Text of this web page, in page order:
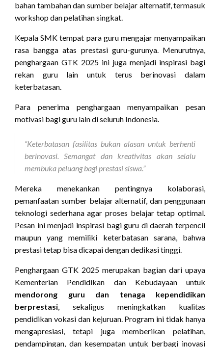
bahan tambahan dan sumber belajar alternatif, termasuk
workshop dan pelatihan singkat.
Kepala SMK tempat para guru mengajar menyampaikan
rasa bangga atas prestasi guru-gurunya. Menurutnya,
penghargaan GTK 2025 ini juga menjadi inspirasi bagi
rekan guru lain untuk terus berinovasi dalam
keterbatasan.
Para penerima penghargaan menyampaikan pesan
motivasi bagi guru lain di seluruh Indonesia.
“Keterbatasan fasilitas bukan alasan untuk berhenti
berinovasi. Semangat dan kreativitas akan selalu
membuka peluang bagi prestasi siswa.”
Mereka menekankan pentingnya kolaborasi,
pemanfaatan sumber belajar alternatif, dan penggunaan
teknologi sederhana agar proses belajar tetap optimal.
Pesan ini menjadi inspirasi bagi guru di daerah terpencil
maupun yang memiliki keterbatasan sarana, bahwa
prestasi tetap bisa dicapai dengan dedikasi tinggi.
Penghargaan GTK 2025 merupakan bagian dari upaya
Kementerian Pendidikan dan Kebudayaan untuk
mendorong guru dan tenaga kependidikan
berprestasi, sekaligus meningkatkan kualitas
pendidikan vokasi dan kejuruan. Program ini tidak hanya
mengapresiasi, tetapi juga memberikan pelatihan,
pendampingan, dan kesempatan untuk berbagi inovasi